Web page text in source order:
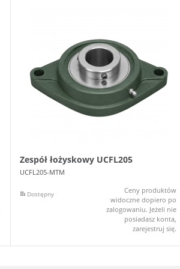
Zespół łożyskowy UCFL205
UCFL205-MTM
Dostępny
Ceny produktów
widoczne dopiero po
zalogowaniu. Jeżeli nie
posiadasz konta,
zarejestruj się.